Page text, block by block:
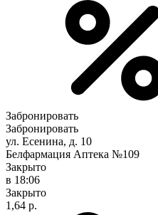
Забронировать
Забронировать
ул. Есенина, д. 10
Белфармация Аптека №109
Закрыто
в 18:06
Закрыто
1,64 р.